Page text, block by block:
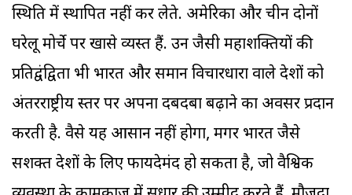
स्थिति में स्थापित नहीं कर लेते. अमेरिका और चीन दोनों
घरेलू मोर्चे पर खासे व्यस्त हैं. उन जैसी महाशक्तियों की
प्रतिद्वंद्विता भी भारत और समान विचारधारा वाले देशों को
अंतरराष्ट्रीय स्तर पर अपना दबदबा बढ़ाने का अवसर प्रदान
करती है. वैसे यह आसान नहीं होगा, मगर भारत जैसे
सशक्त देशों के लिए फायदेमंद हो सकता है, जो वैश्विक